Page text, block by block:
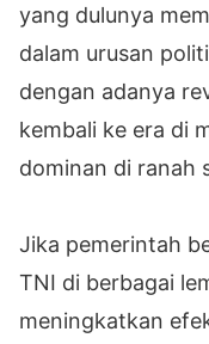
yang dulunya
dalam urusan
dengan adanya
kembali ke era di
dominan di ranah
Jika pemerintah
TNI di berbagai
meningkatkan